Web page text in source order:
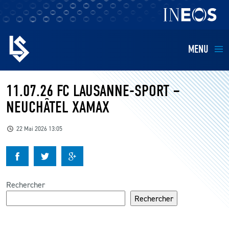
MENU
EQUIPES
BILLETTERIE
KIDS
11.07.26 FC LAUSANNE-SPORT –
NEUCHÂTEL XAMAX
22 Mai 2026 13:05
Rechercher
Rechercher